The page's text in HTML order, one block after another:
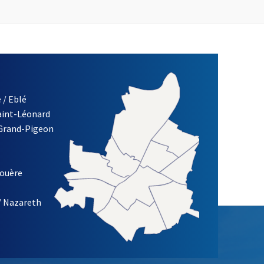
D'INFORMATION DE LA VILLE D'ANGERS
/ Eblé
Léonard
Pigeon
Nazareth